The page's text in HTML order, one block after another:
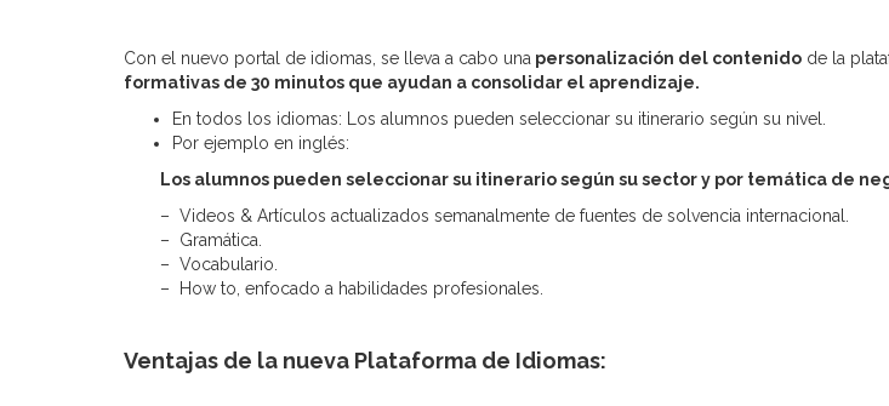
Con el nuevo portal de idiomas, se lleva a cabo una personalización del contenido de la
formativas de 30 minutos que ayudan a consolidar el aprendizaje.
En todos los idiomas: Los alumnos pueden seleccionar su itinerario según su nivel.
Por ejemplo en inglés:
Los alumnos pueden seleccionar su itinerario según su sector y por temática de
– Videos & Artículos actualizados semanalmente de fuentes de solvencia internacional.
– Gramática.
– Vocabulario.
– How to, enfocado a habilidades profesionales.
Ventajas de la nueva Plataforma de Idiomas: